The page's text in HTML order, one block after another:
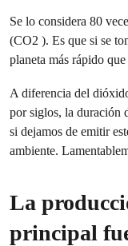
Se lo considera 80
(CO2 ). Es que si se
planeta más rápido
A diferencia del
por siglos, la duración
si dejamos de emitir
ambiente.
La
principal